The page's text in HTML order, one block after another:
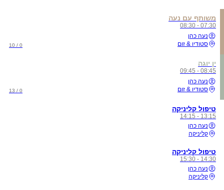
משותף עם נעה
07:30 - 08:30
נעה כהן
סטודיו & זום
0 / 10
ין יוגה
08:45 - 09:45
נעה כהן
סטודיו & זום
0 / 13
טיפול קליניקה
13:15 - 14:15
נעה כהן
קליניקה
טיפול קליניקה
14:30 - 15:30
נעה כהן
קליניקה